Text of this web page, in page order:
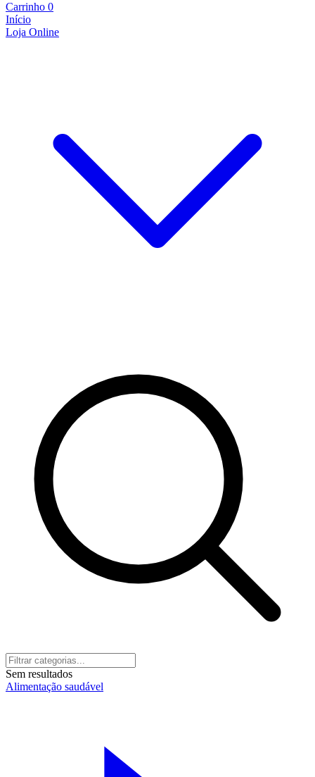
Carrinho 0
Início
Loja Online
Sem resultados
Alimentação saudável